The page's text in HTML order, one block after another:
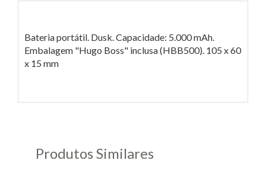
Bateria portátil. Dusk. Capacidade: 5.000 mAh.
Embalagem "Hugo Boss" inclusa (HBB500). 105 x 60
x 15 mm
Produtos Similares